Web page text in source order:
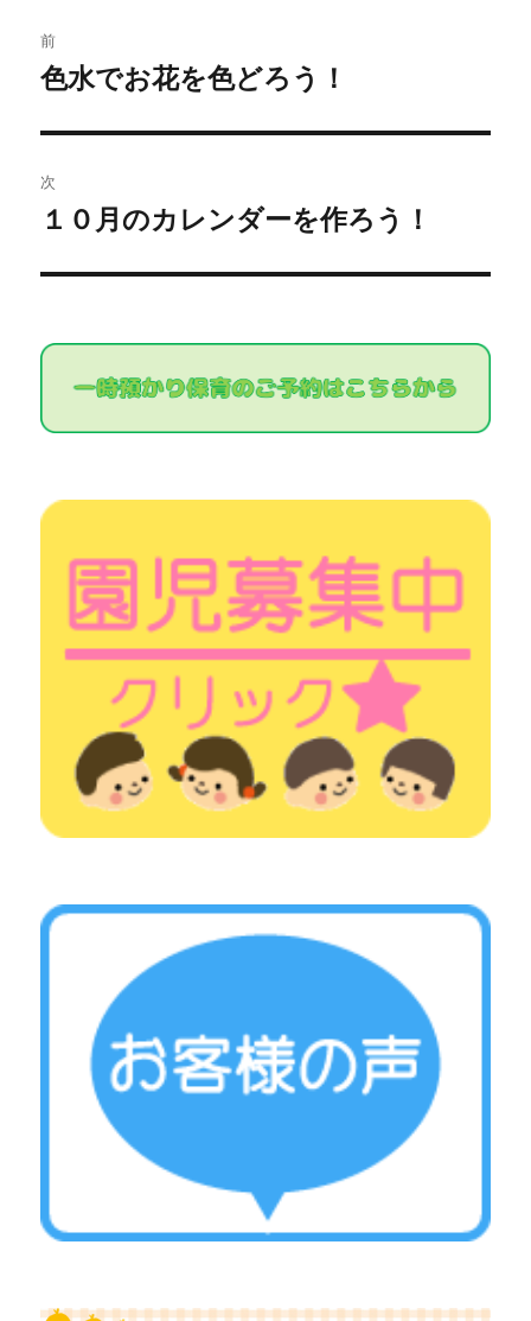
稿
ビ
ゲ
ー
ョ
ン
前
過
の
投
稿:
色水でお花を色どろう！
次
次
投
１０月のカレンダーを作ろう！